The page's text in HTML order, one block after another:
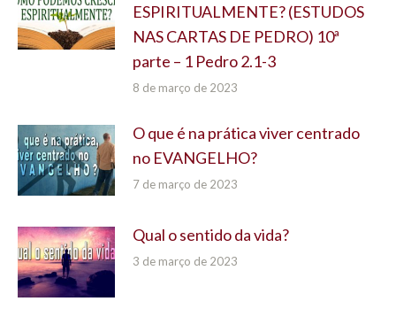
ESPIRITUALMENTE? (ESTUDOS
NAS CARTAS DE PEDRO) 10ª
parte – 1 Pedro 2.1-3
8 de março de 2023
O que é na prática viver centrado
no EVANGELHO?
7 de março de 2023
Qual o sentido da vida?
3 de março de 2023